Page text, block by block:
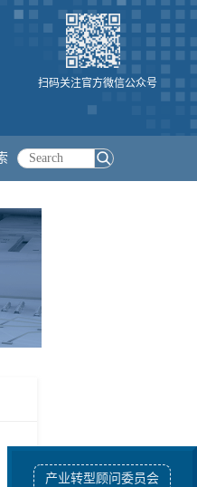
扫码关注官方微信公众号
产业转型顾问委员会